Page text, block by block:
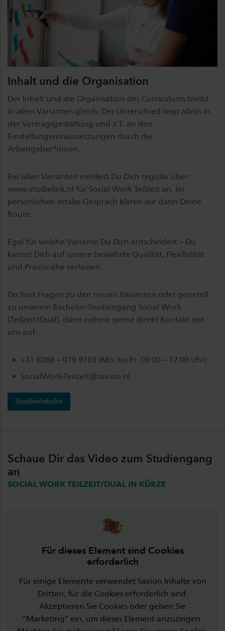
Inhalt und die Organisation
Der Inhalt und die Organisation des Curriculums bleibt
in allen Varianten gleich. Der Unterschied liegt allein in
der Vertragsgestaltung und z.T. an den
Einstellungsvoraussetzungen durch die
Arbeitgeber*innen.
Bei allen Varianten meldest Du Dich regulär über
www.studielink.nl für Social Work Teilzeit an. Im
persönlichen Intake-Gespräch klären wir dann Deine
Route.
Egal für welche Variante Du Dich entscheidest – Du
kannst Dich auf unsere bewährte Qualität, Flexibilität
und Praxisnähe verlassen.
Du hast Fragen zu den neuen Varianten oder generell
zu unserem Bachelor-Studiengang Social Work
(Teilzeit/Dual), dann nehme gerne direkt Kontakt mit
uns auf:
+31 (0)88 – 019 9183 (Mo. bis Fr. 09:00 – 17:00 Uhr)
SocialWork-Teilzeit@saxion.nl
Studieninhalte
Schaue Dir das Video zum Studiengang
an
SOCIAL WORK TEILZEIT/DUAL IN KÜRZE
Für dieses Element sind Cookies
erforderlich
Für einige Elemente verwendet Saxion Inhalte von
Dritten, für die Cookies erforderlich sind.
Akzeptieren Sie Cookies oder geben Sie
"Marketing" ein, um dieses Element anzuzeigen.